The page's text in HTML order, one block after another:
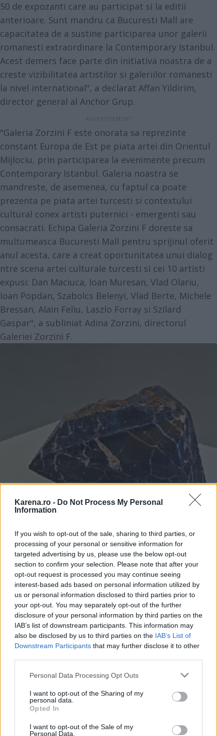
Karena.ro - Do Not Process My Personal
Information
If you wish to opt-out of the sale, sharing to third parties, or
processing of your personal or sensitive information for
targeted advertising by us, please use the below opt-out
section to confirm your selection. Please note that after your
opt-out request is processed you may continue seeing
interest-based ads based on personal information utilized by
us or personal information disclosed to third parties prior to
your opt-out. You may separately opt-out of the further
disclosure of your personal information by third parties on the
IAB’s list of downstream participants. This information may
also be disclosed by us to third parties on the IAB’s List of
Downstream Participants that may further disclose it to other
Please note that this website/app uses one or more Google
not limited to your visit or usage behaviour. You may click to
grant or deny consent to Google and its third-party tags to
use your data for below specified purposes in below Google
consent section.
Personal Data Processing Opt Outs
I want to opt-out of the Sharing of my
personal data.
Opted In
I want to opt-out of the Sale of my
Personal Data.
50 de expozanti care au participat si la editii
anterioare. Sunt mandru ca Bucuresti Mall are
capacitatea de a sustine participarea unor galerii
romanesti extraordinare la Contemporary Istanbul.
Acest demers face parte din initiativa noastra de a
creste vizibilitatea artistilor si galeriilor romanesti
la nivel international", a declarat Affan Yildirim,
director general al Anchor Grup.
"Galeria Zorzini F este onorata sa reprezinte
constant Europa de Est pe piata artei din Orientul
Mijlociu, prin participarea la evenimente precum
Contemporary Istanbul. Galeria noastra se
mandreste, de asemenea, cu faptul ca poate
prezenta pe piata artei turcesti si contextului
cultural conex artisti puternici - emergenti sau
consacrati. Echipa Galeria Zorzini F doreste sa
multumeasca Bucuresti Mall pentru sprijinul oferit
anul acesta, care a creat oportunitatea unui dialog
ntre scena artei culturale turcesti si cei 10 artisti
expusi: Dan Maciuca, Ioan Muresan, Vlad Olariu,
Ioan Popdan, Szabolcs Belenyi, Vlad Berte, Michele
Bressan, Alain Feliu, Laszlo Forray si Szilard
Gaspar", a subliniat Adina Zorzini, directorul
Galeriei Zorzini F.
"Contemporary Istanbul este, n acelasi timp, un
eveniment regional, un context si o piata n plina
dezvoltare. De aceea am adus lucrari ale artistului
roman Gheorghe Ilea si ale olandezului de origine
iraniana Navid Nuur - care creeaza un dialog
directorul Galeriei Plan B.